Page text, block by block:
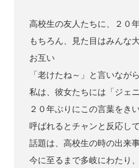
高校生の友人たちに、２０
もちろん、見た目はみんな大
お互い
「老けたね～」と言いなが
私は、彼女たちには「ジェ
２０年ぶりにこの言葉をき
呼ばれるとチャンと反応し
話題は、高校生の時の出来事
今に至るまで多岐にわたり、